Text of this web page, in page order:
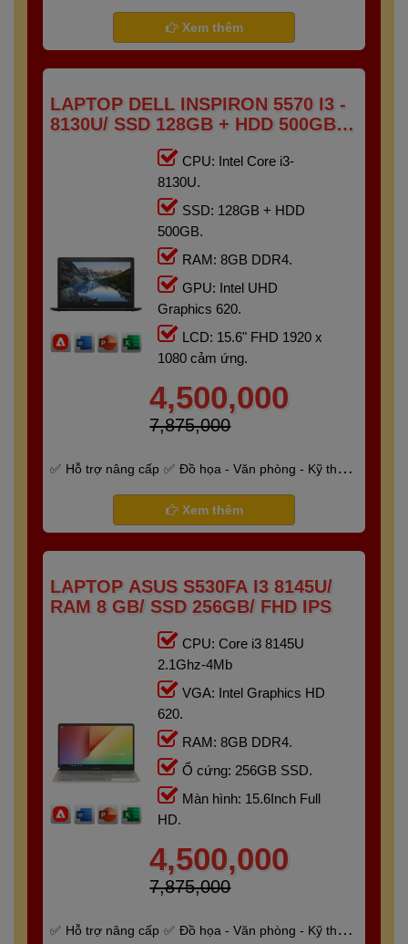
Bảo hành 6 tháng
Xem thêm
LAPTOP DELL INSPIRON 5570 I3 -
8130U/ SSD 128GB + HDD 500GB/
RAM 8GB/ 15.6" FHD TOUCH
CPU: Intel Core i3-
8130U.
SSD: 128GB + HDD
500GB.
RAM: 8GB DDR4.
GPU: Intel UHD
Graphics 620.
LCD: 15.6" FHD 1920 x
1080 cảm ứng.
4,500,000
7,875,000
Hỗ trợ nâng cấp
Đồ họa - Văn phòng - Kỹ thuật
Bảo hành 6 tháng
Xem thêm
LAPTOP ASUS S530FA I3 8145U/
RAM 8 GB/ SSD 256GB/ FHD IPS
CPU: Core i3 8145U
2.1Ghz-4Mb
VGA: Intel Graphics HD
620.
RAM: 8GB DDR4.
Ổ cứng: 256GB SSD.
Màn hình: 15.6Inch Full
HD.
4,500,000
7,875,000
Hỗ trợ nâng cấp
Đồ họa - Văn phòng - Kỹ thuật